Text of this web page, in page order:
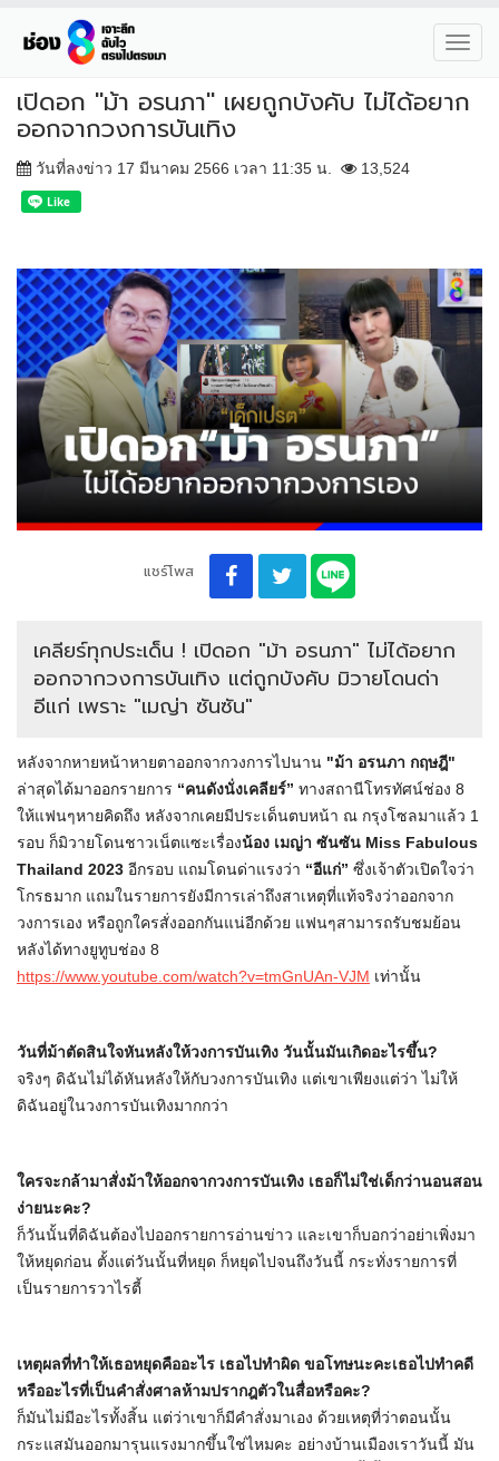
เปิดอก "ม้า อรนภา" เผยถูกบังคับ ไม่ได้อยาก
ออกจากวงการบันเทิง
วันที่ลงข่าว 17 มีนาคม 2566 เวลา 11:35 น. 13,524
แชร์โพส
เคลียร์ทุกประเด็น ! เปิดอก "ม้า อรนภา" ไม่ได้อยาก
ออกจากวงการบันเทิง แต่ถูกบังคับ มิวายโดนด่า
อีแก่ เพราะ "เมญ่า ซันซัน"
หลังจากหายหน้าหายตาออกจากวงการไปนาน "ม้า อรนภา กฤษฎี"
ล่าสุดได้มาออกรายการ “คนดังนั่งเคลียร์” ทางสถานีโทรทัศน์ช่อง 8
ให้แฟนๆหายคิดถึง หลังจากเคยมีประเด็นตบหน้า ณ กรุงโซลมาแล้ว 1
รอบ ก็มิวายโดนชาวเน็ตแซะเรื่องน้อง เมญ่า ซันซัน Miss Fabulous
Thailand 2023 อีกรอบ แถมโดนด่าแรงว่า “อีแก่” ซึ่งเจ้าตัวเปิดใจว่า
โกรธมาก แถมในรายการยังมีการเล่าถึงสาเหตุที่แท้จริงว่าออกจาก
วงการเอง หรือถูกใครสั่งออกกันแน่อีกด้วย แฟนๆสามารถรับชมย้อน
หลังได้ทางยูทูบช่อง 8
https://www.youtube.com/watch?v=tmGnUAn-VJM เท่านั้น
วันที่ม้าตัดสินใจหันหลังให้วงการบันเทิง วันนั้นมันเกิดอะไรขึ้น?
จริงๆ ดิฉันไม่ได้หันหลังให้กับวงการบันเทิง แต่เขาเพียงแต่ว่า ไม่ให้
ดิฉันอยู่ในวงการบันเทิงมากกว่า
ใครจะกล้ามาสั่งม้าให้ออกจากวงการบันเทิง เธอก็ไม่ใช่เด็กว่านอนสอน
ง่ายนะคะ?
ก็วันนั้นที่ดิฉันต้องไปออกรายการอ่านข่าว และเขาก็บอกว่าอย่าเพิ่งมา
ให้หยุดก่อน ตั้งแต่วันนั้นที่หยุด ก็หยุดไปจนถึงวันนี้ กระทั่งรายการที่
เป็นรายการวาไรตี้
เหตุผลที่ทำให้เธอหยุดคืออะไร เธอไปทำผิด ขอโทษนะคะเธอไปทำคดี
หรืออะไรที่เป็นคำสั่งศาลห้ามปรากฎตัวในสื่อหรือคะ?
ก็มันไม่มีอะไรทั้งสิ้น แต่ว่าเขาก็มีคำสั่งมาเอง ด้วยเหตุที่ว่าตอนนั้น
กระแสมันออกมารุนแรงมากขึ้นใช่ไหมคะ อย่างบ้านเมืองเราวันนี้ มัน